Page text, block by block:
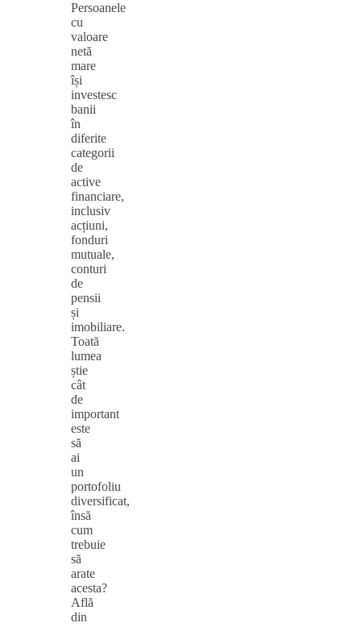
Persoanele
cu
valoare
netă
mare
își
investesc
banii
în
diferite
categorii
de
active
financiare,
inclusiv
acțiuni,
fonduri
mutuale,
conturi
de
pensii
și
imobiliare.
Toată
lumea
știe
cât
de
important
este
să
ai
un
portofoliu
diversificat,
însă
cum
trebuie
să
arate
acesta?
Află
din